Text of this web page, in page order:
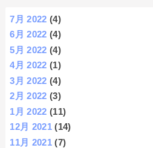
7月 2022 (4)
6月 2022 (4)
5月 2022 (4)
4月 2022 (1)
3月 2022 (4)
2月 2022 (3)
1月 2022 (11)
12月 2021 (14)
11月 2021 (7)